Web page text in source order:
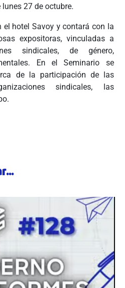
27 de octubre.
el hotel Savoy y contará con la
expositoras, vinculadas a
sindicales, de género,
En el Seminario se
de la participación de las
sindicales, las